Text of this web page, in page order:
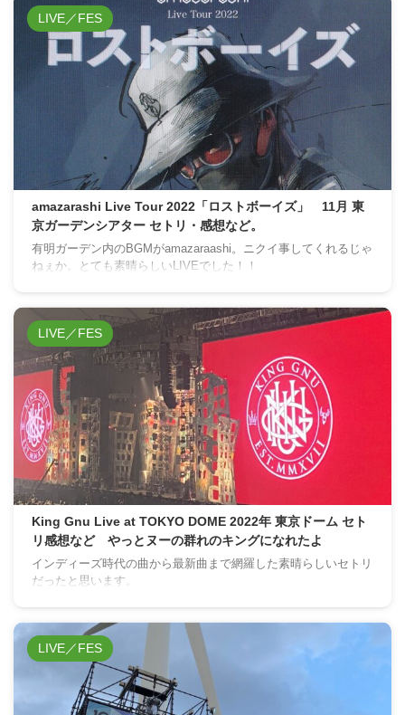
LIVE／FES
amazarashi Live Tour 2022「ロストボーイズ」 11月 東
京ガーデンシアター セトリ・感想など。
有明ガーデン内のBGMがamazaraashi。ニクイ事してくれるじゃ
ねぇか。とても素晴らしいLIVEでした！！
LIVE／FES
King Gnu Live at TOKYO DOME 2022年 東京ドーム セト
リ感想など やっとヌーの群れのキングになれたよ
インディーズ時代の曲から最新曲まで網羅した素晴らしいセトリ
だったと思います。
LIVE／FES